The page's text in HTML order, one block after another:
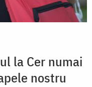
la Cer numai
nostru